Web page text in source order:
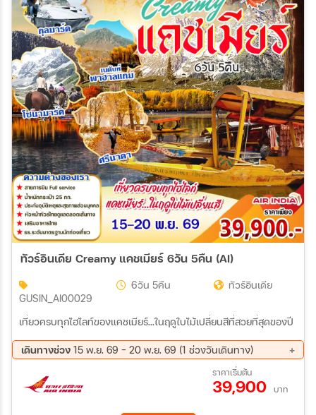
ทัวร์อินเดีย Creamy แคชเมียร์ 6วัน 5คืน (AI)
GUSIN_AI00029
6วัน 5คืน ทัวร์อินเดีย
เที่ยวครบทุกไฮไลท์ของแคชเมียร์...ในฤดูใบไม้เปลี่ยนสีที่สวยที่สุดของปี
เดินทางช่วง 15 พ.ย. 69 - 20 พ.ย. 69 (1 ช่วงวันเดินทาง)
ราคาเริ่มต้น
39,900 บาท